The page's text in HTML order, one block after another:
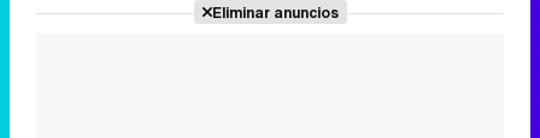
Eliminar anuncios